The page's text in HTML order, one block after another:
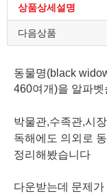
상품상세설명
다음상품
동물명(black
460여개)을 알파벳
박물관,수족관,시
독해에도 의외로
정리해봤습니다
다운받는데 문제